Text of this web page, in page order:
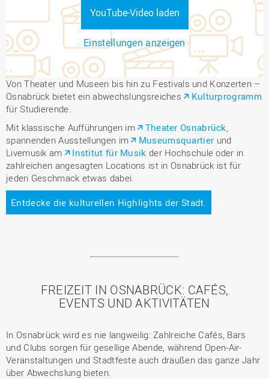
YouTube-Video laden
Einstellungen anzeigen
Von Theater und Museen bis hin zu Festivals und Konzerten –
Osnabrück bietet ein abwechslungsreiches
Kulturprogramm
für Studierende.
Mit klassische Aufführungen im
Theater Osnabrück
spannenden Ausstellungen im
Museumsquartier und
Livemusik am
Institut für Musik der Hochschule oder in
zahlreichen angesagten Locations ist in Osnabrück ist für
jeden Geschmack etwas dabei.
Entdecke die kulturellen Highlights der Stadt.
FREIZEIT IN OSNABRÜCK: CAFÉS,
EVENTS UND AKTIVITÄTEN
In Osnabrück wird es nie langweilig: Zahlreiche Cafés, Bars
und Clubs sorgen für gesellige Abende, während Open-Air-
Veranstaltungen und Stadtfeste auch draußen das ganze Jahr
über Abwechslung bieten.